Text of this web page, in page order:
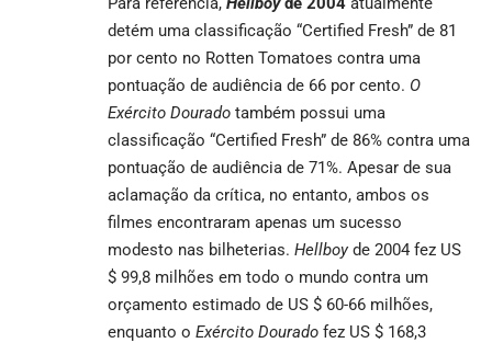
detém uma classificação “Certified Fresh” de 81
por cento no Rotten Tomatoes contra uma
pontuação de audiência de 66 por cento. O
Exército Dourado também possui uma
classificação “Certified Fresh” de 86% contra uma
pontuação de audiência de 71%. Apesar de sua
aclamação da crítica, no entanto, ambos os
filmes encontraram apenas um sucesso
modesto nas bilheterias. Hellboyde 2004 fez US
$ 99,8 milhões em todo o mundo contra um
orçamento estimado de US $ 60-66 milhões,
enquanto o Exército Dourado fez US $ 168,3